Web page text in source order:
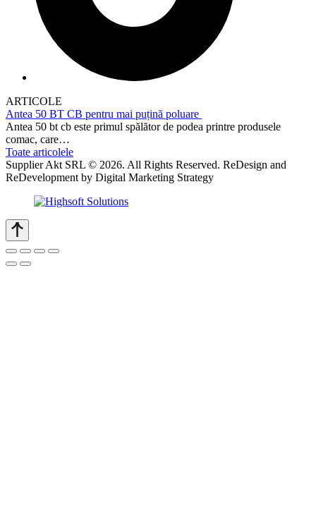
ARTICOLE
Antea 50 BT CB pentru mai puțină poluare
Antea 50 bt cb este primul spălător de podea printre produsele
comac, care…
Toate articolele
Supplier Akt SRL © 2026. All Rights Reserved. ReDesign and
ReDevelopment by Digital Marketing Strategy